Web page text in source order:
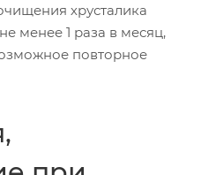
хрусталика
менее 1 раза в месяц,
повторное